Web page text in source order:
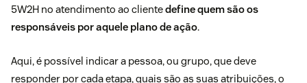
5W2H no atendimento ao clientedefine quem são os
responsáveis por aquele plano de ação.
Aqui, é possível indicar a pessoa, ou grupo, que deve
responder por cada etapa, quais são as suas atribuições, o